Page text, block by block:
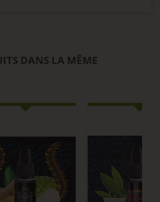
DANS LA MÊME